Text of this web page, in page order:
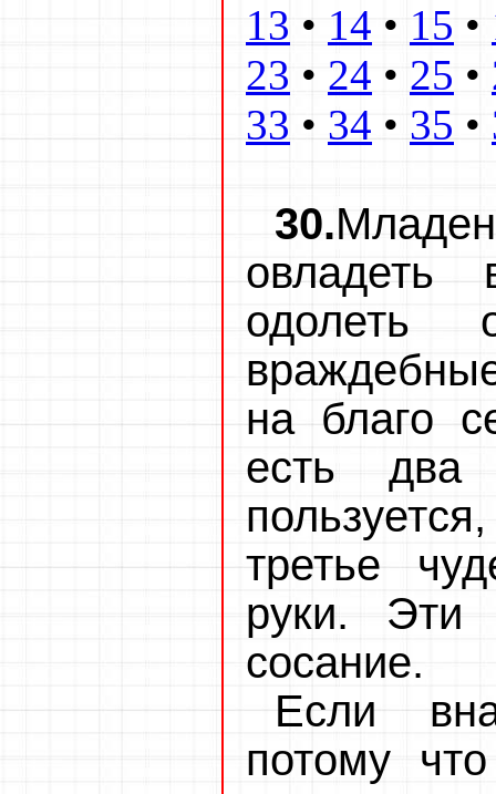
13 • 14 • 15 •
23 • 24 • 25 •
33 • 34 • 35 •
30.
овладеть
одолеть
на благо
есть два
третье
руки.
сосание.
Если
потому